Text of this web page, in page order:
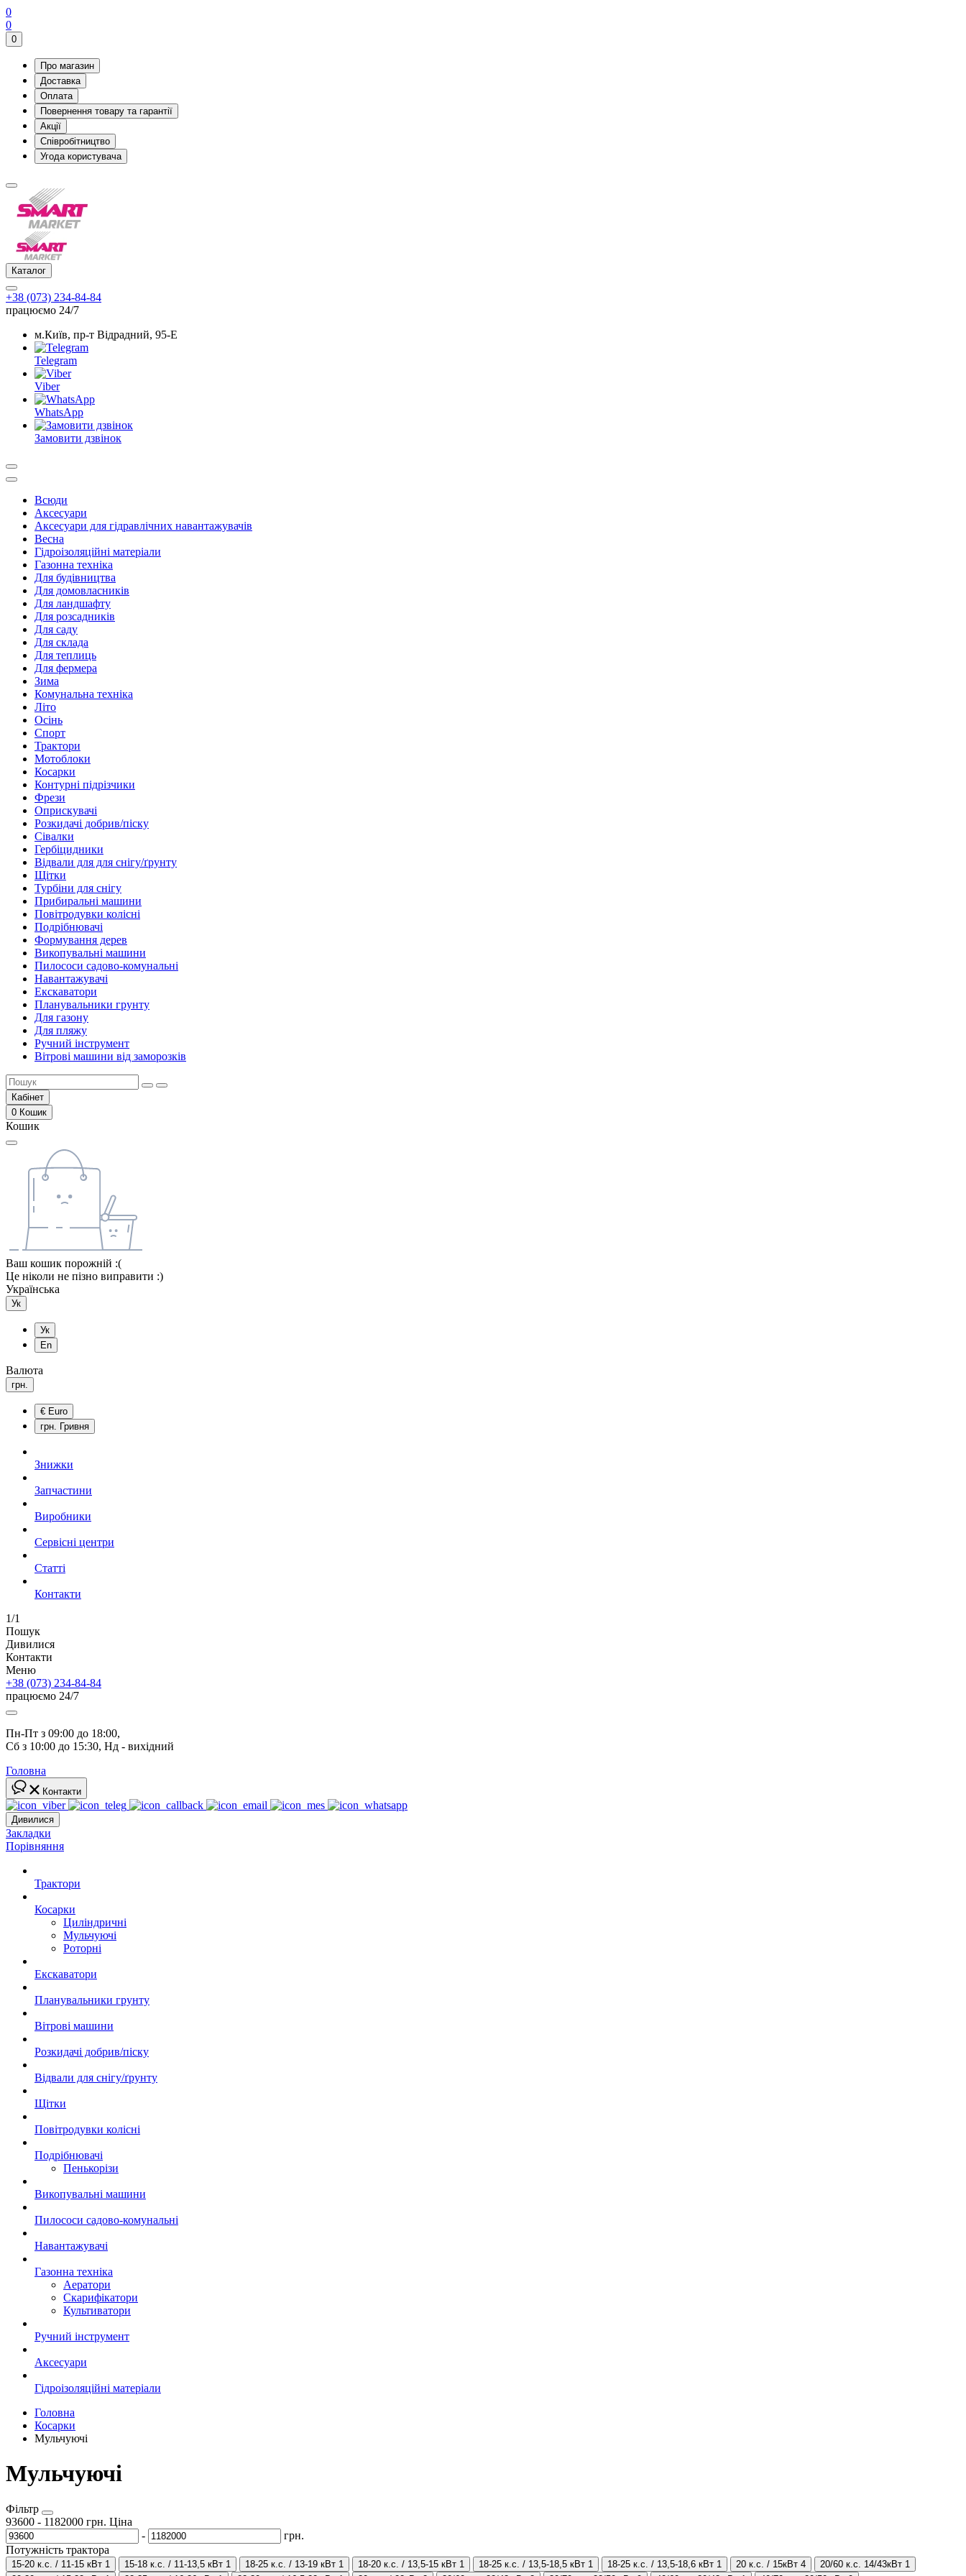
0
0
0
Про магазин
Доставка
Оплата
Повернення товару та гарантії
Акції
Співробітництво
Угода користувача
Каталог
+38 (073) 234-84-84
працюємо 24/7
м.Київ, пр-т Відрадний, 95-Е
Telegram
Viber
WhatsApp
Замовити дзвінок
Всюди
Аксесуари
Аксесуари для гідравлічних навантажувачів
Весна
Гідроізоляційні матеріали
Газонна техніка
Для будівництва
Для домовласників
Для ландшафту
Для розсадників
Для саду
Для склада
Для теплиць
Для фермера
Зима
Комунальна техніка
Літо
Осінь
Спорт
Трактори
Мотоблоки
Косарки
Контурні підрізчики
Фрези
Оприскувачі
Розкидачі добрив/піску
Сівалки
Гербіцидники
Відвали для для снігу/ґрунту
Щітки
Турбіни для снігу
Прибиральні машини
Повітродувки колісні
Подрібнювачі
Формування дерев
Викопувальні машини
Пилососи садово-комунальні
Навантажувачі
Екскаватори
Планувальники грунту
Для газону
Для пляжу
Ручний інструмент
Вітрові машини від заморозків
Кабінет
0 Кошик
Кошик
Ваш кошик порожній :(
Це ніколи не пізно виправити :)
Українська
Ук
Ук
En
Валюта
грн.
€ Euro
грн. Гривня
Знижки
Запчастини
Виробники
Сервісні центри
Статті
Контакти
1/1
Пошук
Дивилися
Контакти
Меню
+38 (073) 234-84-84
працюємо 24/7
Пн-Пт з 09:00 до 18:00,
Сб з 10:00 до 15:30, Нд - вихідний
Головна
Контакти
Дивилися
Закладки
Порівняння
Трактори
Косарки
Циліндричні
Мульчуючі
Роторні
Екскаватори
Планувальники грунту
Вітрові машини
Розкидачі добрив/піску
Відвали для снігу/ґрунту
Щітки
Повітродувки колісні
Подрібнювачі
Пенькорізи
Викопувальні машини
Пилососи садово-комунальні
Навантажувачі
Газонна техніка
Аератори
Скарифікатори
Культиватори
Ручний інструмент
Аксесуари
Гідроізоляційні матеріали
Головна
Косарки
Мульчуючі
Мульчуючі
Фільтр
93600 - 1182000 грн. Ціна
-
грн.
Потужність трактора
15-20 к.с. / 11-15 кВт 1 15-18 к.с. / 11-13,5 кВт 1 18-25 к.с. / 13-19 кВт 1 18-20 к.с. / 13,5-15 кВт 1 18-25 к.с. / 13,5-18,5 кВт 1 18-25 к.с. / 13,5-18,6 кВт 1 20 к.с. / 15кВт 4 20/60 к.с. 14/43кВт 1